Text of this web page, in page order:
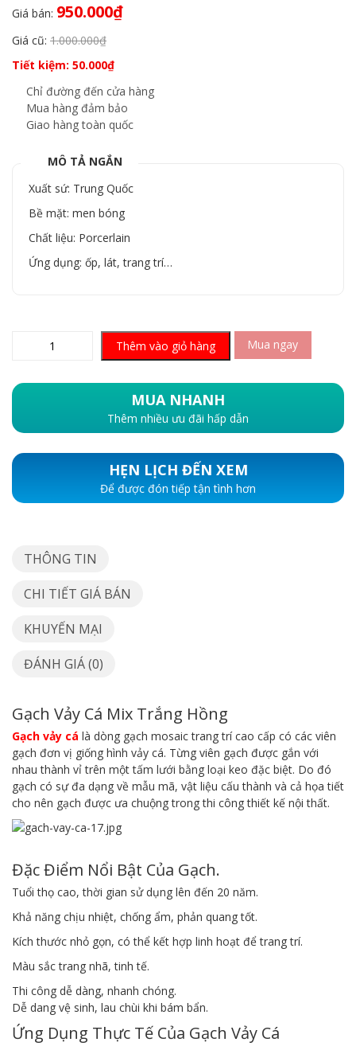
Giá bán: 950.000₫
Giá cũ: 1.000.000₫
Tiết kiệm: 50.000₫
Chỉ đường đến cửa hàng
Mua hàng đảm bảo
Giao hàng toàn quốc
MÔ TẢ NGẮN
Xuất sứ: Trung Quốc
Bề mặt: men bóng
Chất liệu: Porcerlain
Ứng dụng: ốp, lát, trang trí…
Thêm vào giỏ hàng Mua ngay
MUA NHANH
Thêm nhiều ưu đãi hấp dẫn
HẸN LỊCH ĐẾN XEM
Để được đón tiếp tận tình hơn
THÔNG TIN
CHI TIẾT GIÁ BÁN
KHUYẾN MẠI
ĐÁNH GIÁ (0)
Gạch Vảy Cá Mix Trắng Hồng
Gạch vảy cá là dòng gạch mosaic trang trí cao cấp có các viên
gạch đơn vị giống hình vảy cá. Từng viên gạch được gắn với
nhau thành vỉ trên một tấm lưới bằng loại keo đặc biệt. Do đó
gạch có sự đa dạng về mẫu mã, vật liệu cấu thành và cả họa tiết
cho nên gạch được ưa chuộng trong thi công thiết kế nội thất.
Đặc Điểm Nổi Bật Của Gạch.
Tuổi thọ cao, thời gian sử dụng lên đến 20 năm.
Khả năng chịu nhiệt, chống ẩm, phản quang tốt.
Kích thước nhỏ gọn, có thể kết hợp linh hoạt để trang trí.
Màu sắc trang nhã, tinh tế.
Thi công dễ dàng, nhanh chóng.
Dễ dang vệ sinh, lau chùi khi bám bẩn.
Ứng Dụng Thực Tế Của Gạch Vảy Cá